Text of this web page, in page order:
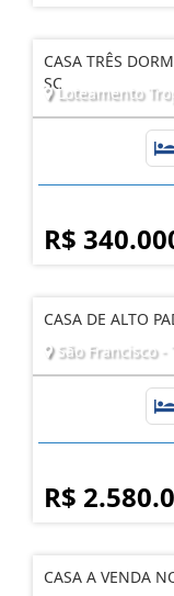
CASA TRÊS
SCLoteamento
R$
CASA DE ALTO
São Francisco -
R$
CASA A VENDA